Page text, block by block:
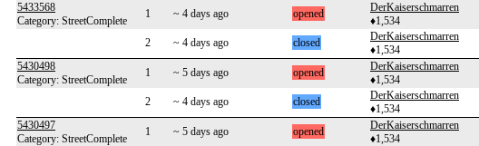
5433568
Category: StreetComplete
1 ~ 4 days ago opened
DerKaiserschmarren
♦1,534
2 ~ 4 days ago closed
DerKaiserschmarren
♦1,534
5430498
Category: StreetComplete
1 ~ 5 days ago opened
DerKaiserschmarren
♦1,534
2 ~ 4 days ago closed
DerKaiserschmarren
♦1,534
5430497
Category: StreetComplete
1 ~ 5 days ago opened
DerKaiserschmarren
♦1,534